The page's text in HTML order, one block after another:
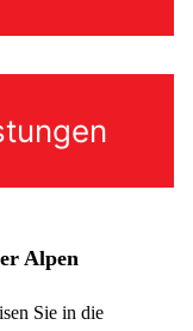
Alpen
Sie in die